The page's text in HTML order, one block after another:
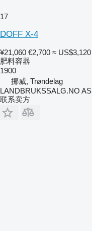
17
DOFF X-4
¥21,060 €2,700 ≈ US$3,120
肥料容器
1900
挪威, Trøndelag
LANDBRUKSSALG.NO AS
联系卖方